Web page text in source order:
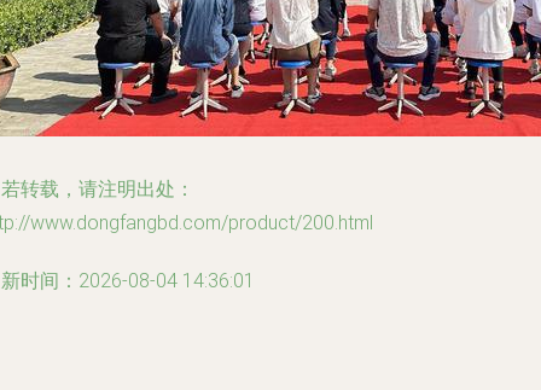
转载，请注明出处：
www.dongfangbd.com/product/200.html
时间：2026-08-04 14:36:01